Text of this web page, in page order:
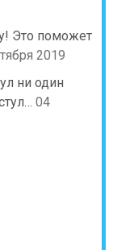
Это поможет
2019
ни один
04